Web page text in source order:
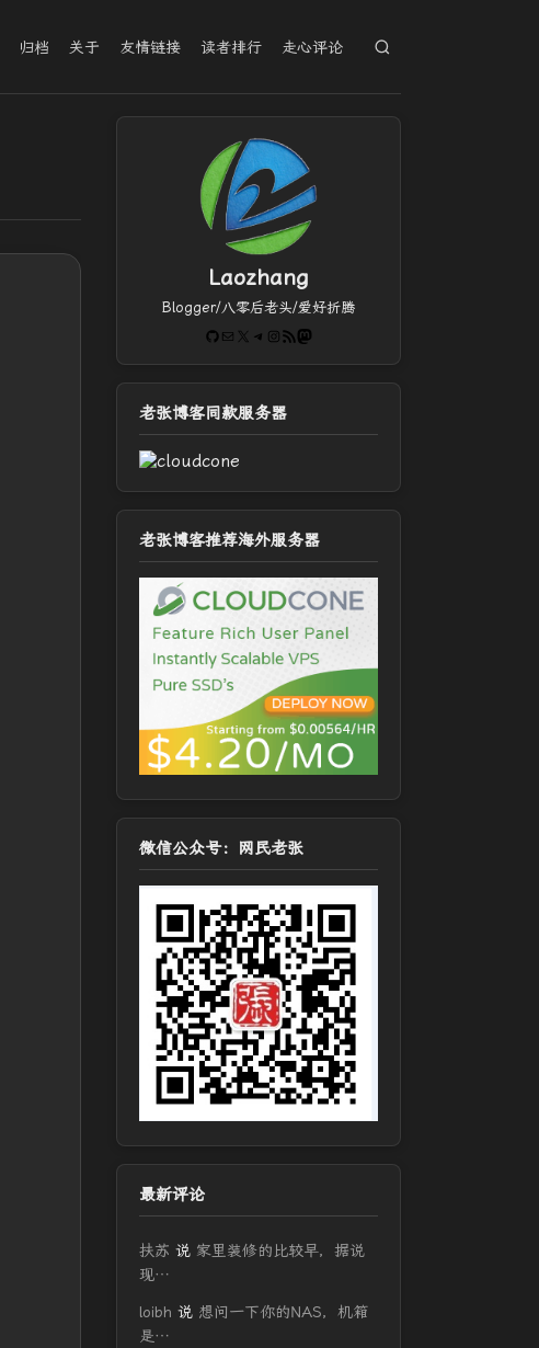
归档 关于 友情链接 读者排行 走心评论
Laozhang
Blogger/八零后老头/爱好折腾
GitHub
电子邮件 X Telegram
Instagram
RSS FeedMastodon
老张博客同款服务器
老张博客推荐海外服务器
微信公众号：网民老张
最新评论
扶苏 说 家里装修的比较早，据说
现…
loibh 说 想问一下你的NAS，机箱
是…